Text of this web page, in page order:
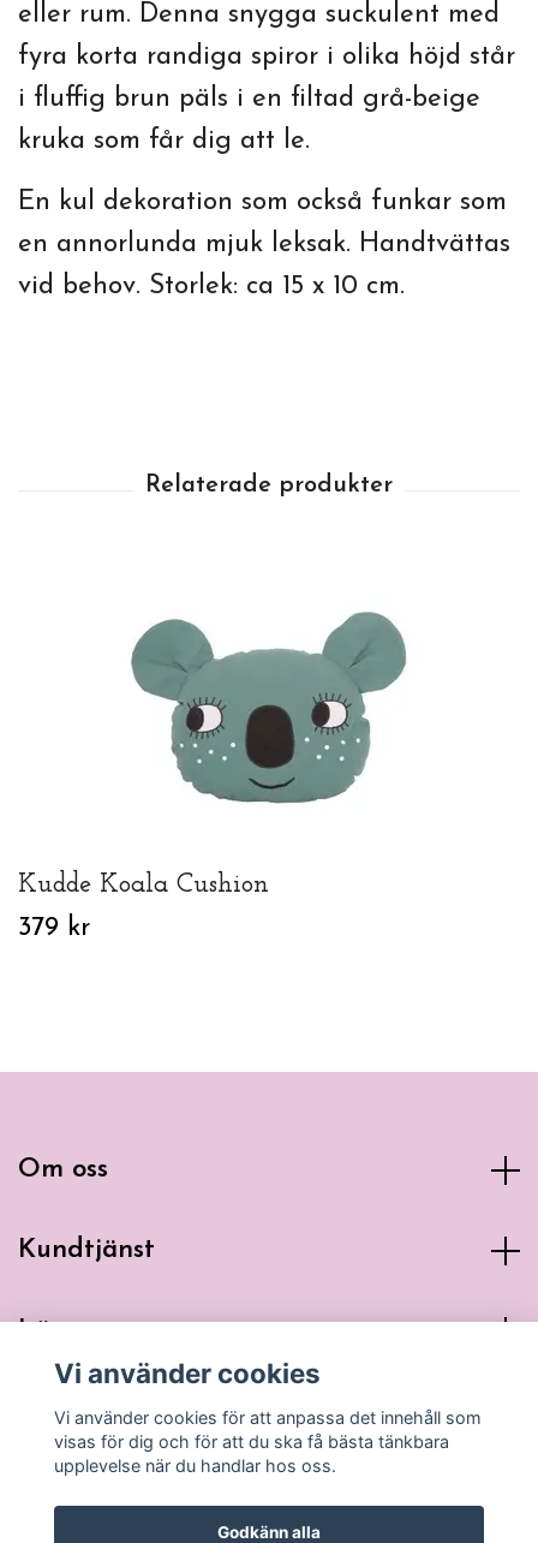
eller rum. Denna snygga suckulent med
fyra korta randiga spiror i olika höjd står
i fluffig brun päls i en filtad grå-beige
kruka som får dig att le.
En kul dekoration som också funkar som
en annorlunda mjuk leksak. Handtvättas
vid behov. Storlek: ca 15 x 10 cm.
Kudde Koala Cushion
379 kr
Om oss
Kundtjänst
Läs mer
Sociala medier
Vi använder cookies
Vi använder cookies för att anpassa det innehåll som
visas för dig och för att du ska få bästa tänkbara
upplevelse när du handlar hos oss.
Godkänn alla